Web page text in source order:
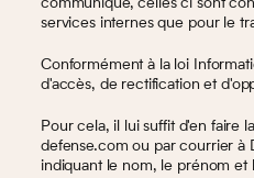
services internes que pour le
Conformément à la loi
d'accès, de rectification et
Pour cela, il lui suffit d'en faire
defense.com ou par courrier à
indiquant le nom, le prénom et